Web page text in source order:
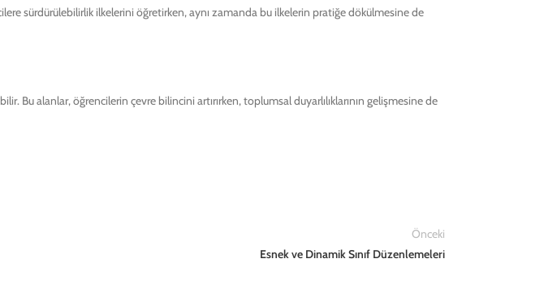
sürdürülebilirlik ilkelerini öğretirken, aynı zamanda bu ilkelerin pratiğe dökülmesine de
Bu alanlar, öğrencilerin çevre bilincini artırırken, toplumsal duyarlılıklarının gelişmesine de
Önceki
Esnek ve Dinamik Sınıf Düzenlemeleri